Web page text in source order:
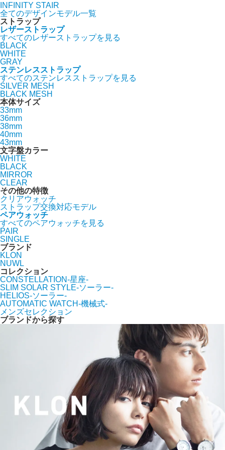
INFINITY STAIR
全てのデザインモデル一覧
ストラップ
レザーストラップ
すべてのレザーストラップを見る
BLACK
WHITE
GRAY
ステンレスストラップ
すべてのステンレスストラップを見る
SILVER MESH
BLACK MESH
本体サイズ
33mm
36mm
38mm
40mm
43mm
文字盤カラー
WHITE
BLACK
MIRROR
CLEAR
その他の特徴
クリアウォッチ
ストラップ交換対応モデル
ペアウォッチ
すべてのペアウォッチを見る
PAIR
SINGLE
ブランド
KLON
NUWL
コレクション
CONSTELLATION-星座-
SLIM SOLAR STYLE-ソーラー-
HELIOS-ソーラー-
AUTOMATIC WATCH-機械式-
メンズセレクション
ブランドから探す